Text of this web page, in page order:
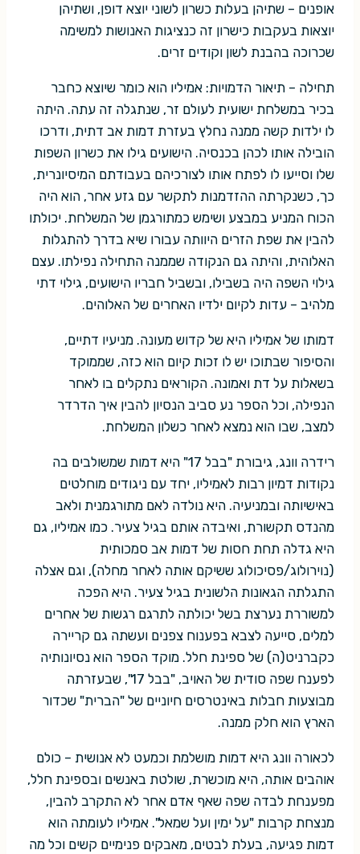
אופנים – שתיהן בעלות כשרון לשוני יוצא דופן, ושתיהן
יוצאות בעקבות כישרון זה כנציגות האנושות למשימה
שכרוכה בהבנת לשון וקודים זרים.
תחילה – תיאור הדמויות: אמיליו הוא כומר שיוצא כחבר
בכיר במשלחת ישועית לעולם זר, שנתגלה זה עתה. היתה
לו ילדות קשה ממנה נחלץ בעזרת דמות אב דתית, ודרכו
הובילה אותו לכהן בכנסיה. הישועים גילו את כשרון השפות
שלו וסייעו לו לפתח אותו לצורכיהם בעבודתם המיסיונרית,
כך, כשנקרתה ההזדמנות לתקשר עם גזע אחר, הוא היה
הכוח המניע במבצע ושימש כמתורגמן של המשלחת. יכולתו
להבין את שפת הזרים היוותה עבורו שיא בדרך להתגלות
האלוהית, והיתה גם הנקודה שממנה התחילה נפילתו. עצם
גילוי השפה היה בשבילו, ובשביל חבריו הישועים, גילוי דתי
מלהיב – עדות לקיום ילדיו האחרים של האלוהים.
דמותו של אמיליו היא של קדוש מעונה. מניעיו דתיים,
והסיפור שבתוכו יש לו זכות קיום הוא כזה, שממוקד
בשאלות על דת ואמונה. הקוראים נתקלים בו לאחר
הנפילה, וכל הספר נע סביב הנסיון להבין איך הדרדר
למצב, שבו הוא נמצא לאחר כשלון המשלחת.
רידרה וונג, גיבורת "בבל 17" היא דמות שמשולבים בה
נקודות דמיון רבות לאמיליו, יחד עם ניגודים מוחלטים
באישיותה ובמניעיה. היא נולדה לאם מתורגמנית ולאב
מהנדס תקשורת, ואיבדה אותם בגיל צעיר. כמו אמיליו, גם
היא גדלה תחת חסות של דמות אב סמכותית
(נוירולוג/פסיכולוג ששיקם אותה לאחר מחלה), וגם אצלה
התגלתה הגאונות הלשונית בגיל צעיר. היא הפכה
למשוררת נערצת בשל יכולתה לתרגם רגשות של אחרים
למלים, סייעה לצבא בפענוח צפנים ועשתה גם קריירה
כקברניט(ה) של ספינת חלל. מוקד הספר הוא נסיונותיה
לפענח שפה סודית של האויב, "בבל 17", שבעזרתה
מבוצעות חבלות באינטרסים חיוניים של "הברית" שכדור
הארץ הוא חלק ממנה.
לכאורה וונג היא דמות מושלמת וכמעט לא אנושית – כולם
אוהבים אותה, היא מוכשרת, שולטת באנשים ובספינת חלל,
מפענחת לבדה שפה שאף אדם אחר לא התקרב להבין,
מנצחת קרבות "על ימין ועל שמאל". אמיליו לעומתה הוא
דמות פגיעה, בעלת לבטים, מאבקים פנימיים קשים וכל מה